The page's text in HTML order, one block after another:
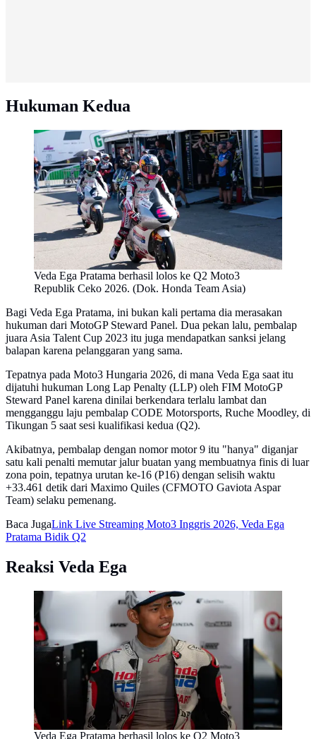
Hukuman Kedua
Veda Ega Pratama berhasil lolos ke Q2 Moto3
Republik Ceko 2026. (Dok. Honda Team Asia)
Bagi Veda Ega Pratama, ini bukan kali pertama dia merasakan
hukuman dari MotoGP Steward Panel. Dua pekan lalu, pembalap
juara Asia Talent Cup 2023 itu juga mendapatkan sanksi jelang
balapan karena pelanggaran yang sama.
Tepatnya pada Moto3 Hungaria 2026, di mana Veda Ega saat itu
dijatuhi hukuman Long Lap Penalty (LLP) oleh FIM MotoGP
Steward Panel karena dinilai berkendara terlalu lambat dan
mengganggu laju pembalap CODE Motorsports, Ruche Moodley, di
Tikungan 5 saat sesi kualifikasi kedua (Q2).
Akibatnya, pembalap dengan nomor motor 9 itu "hanya" diganjar
satu kali penalti memutar jalur buatan yang membuatnya finis di luar
zona poin, tepatnya urutan ke-16 (P16) dengan selisih waktu
+33.461 detik dari Maximo Quiles (CFMOTO Gaviota Aspar
Team) selaku pemenang.
Baca JugaLink Live Streaming Moto3 Inggris 2026, Veda Ega
Pratama Bidik Q2
Reaksi Veda Ega
Veda Ega Pratama berhasil lolos ke Q2 Moto3